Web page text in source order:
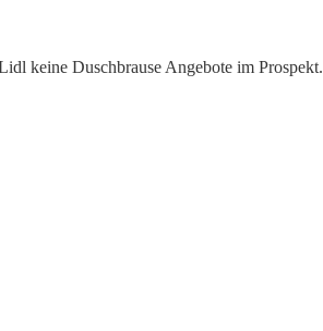
keine Duschbrause Angebote im Prospekt.